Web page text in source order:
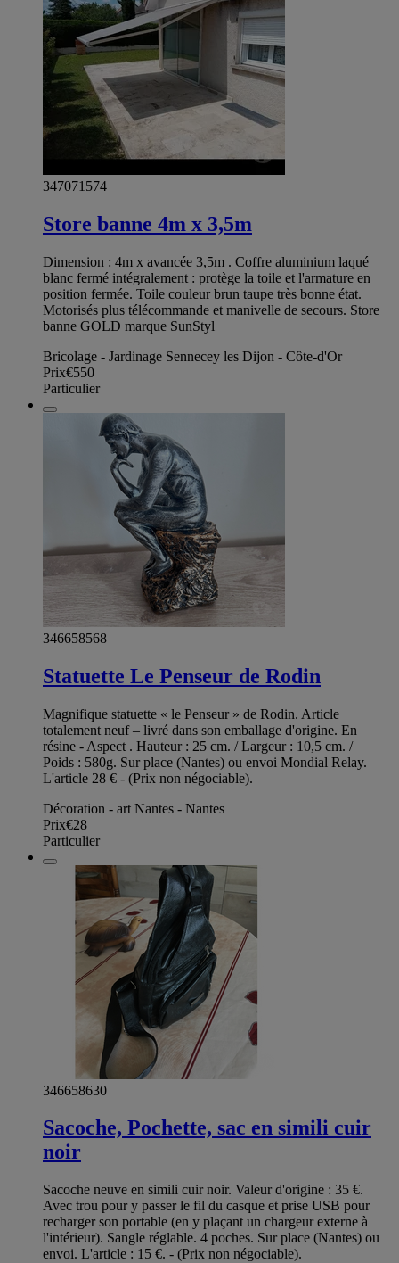
347071574
Store banne 4m x 3,5m
Dimension : 4m x avancée 3,5m . Coffre aluminium laqué
blanc fermé intégralement : protège la toile et l'armature en
position fermée. Toile couleur brun taupe très bonne état.
Motorisés plus télécommande et manivelle de secours. Store
banne GOLD marque SunStyl
Bricolage - Jardinage Sennecey les Dijon - Côte-d'Or
Prix€550
Particulier
346658568
Statuette Le Penseur de Rodin
Magnifique statuette « le Penseur » de Rodin. Article
totalement neuf – livré dans son emballage d'origine. En
résine - Aspect . Hauteur : 25 cm. / Largeur : 10,5 cm. /
Poids : 580g. Sur place (Nantes) ou envoi Mondial Relay.
L'article 28 € - (Prix non négociable).
Décoration - art Nantes - Nantes
Prix€28
Particulier
346658630
Sacoche, Pochette, sac en simili cuir
noir
Sacoche neuve en simili cuir noir. Valeur d'origine : 35 €.
Avec trou pour y passer le fil du casque et prise USB pour
recharger son portable (en y plaçant un chargeur externe à
l'intérieur). Sangle réglable. 4 poches. Sur place (Nantes) ou
envoi. L'article : 15 €. - (Prix non négociable).